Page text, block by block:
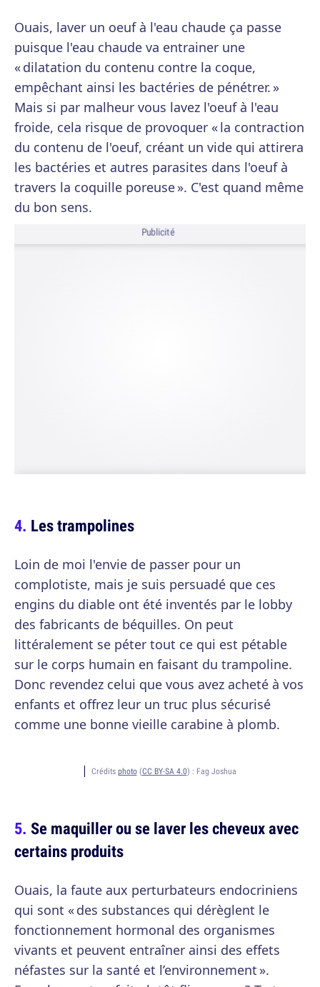
Ouais, laver un oeuf à l'eau chaude ça passe
puisque l'eau chaude va entrainer une
« dilatation du contenu contre la coque,
empêchant ainsi les bactéries de pénétrer. »
Mais si par malheur vous lavez l'oeuf à l'eau
froide, cela risque de provoquer « la contraction
du contenu de l'oeuf, créant un vide qui attirera
les bactéries et autres parasites dans l'oeuf à
travers la coquille poreuse ». C'est quand même
du bon sens.
Publicité
Les trampolines
Loin de moi l'envie de passer pour un
complotiste, mais je suis persuadé que ces
engins du diable ont été inventés par le lobby
des fabricants de béquilles. On peut
littéralement se péter tout ce qui est pétable
sur le corps humain en faisant du trampoline.
Donc revendez celui que vous avez acheté à vos
enfants et offrez leur un truc plus sécurisé
comme une bonne vieille carabine à plomb.
Crédits photo(CC BY-SA 4.0) : Fag Joshua
Se maquiller ou se laver les cheveux avec
certains produits
Ouais, la faute aux perturbateurs endocriniens
qui sont « des substances qui dérèglent le
fonctionnement hormonal des organismes
vivants et peuvent entraîner ainsi des effets
néfastes sur la santé et l’environnement ».